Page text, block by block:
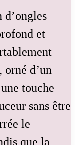
et
d’un
touche
sans être
le
que la